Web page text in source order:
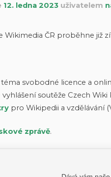
12. ledna 2023uživatelem
Wikimedia ČR proběhne již
svobodné licence a
soutěže Czech Wiki
pro Wikipedii a vzdělávání
zprávě.